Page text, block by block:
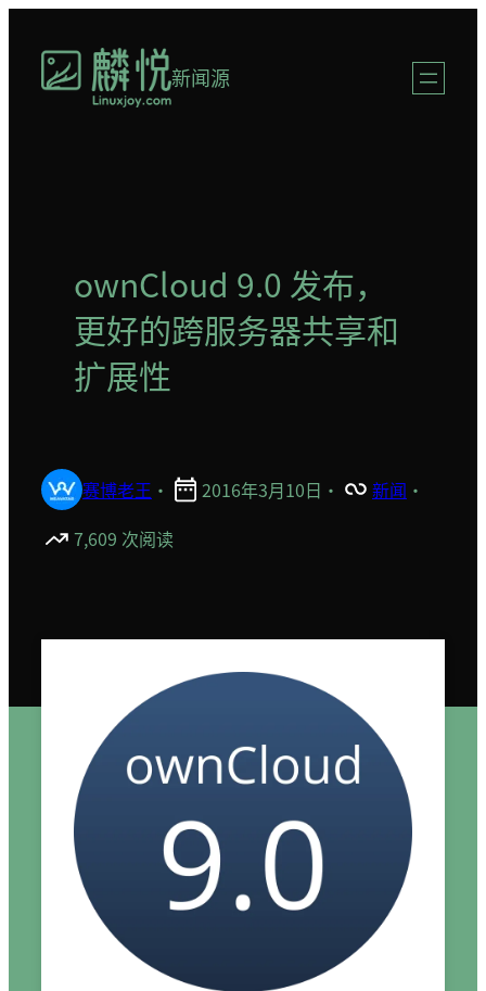
新闻源
ownCloud 9.0 发布，
更好的跨服务器共享和
扩展性
赛博老王 · 2016年3月10日 · 新闻 ·
7,609 次阅读